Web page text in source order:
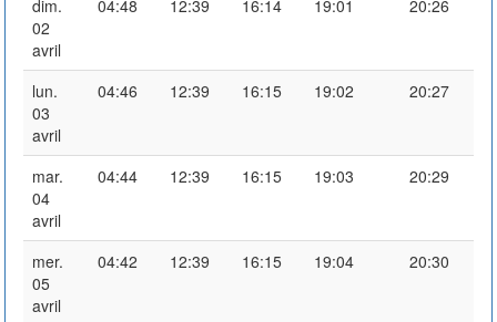
dim.
02
avril
04:48 12:39 16:14 19:01 20:26
lun.
03
avril
04:46 12:39 16:15 19:02 20:27
mar.
04
avril
04:44 12:39 16:15 19:03 20:29
mer.
05
avril
04:42 12:39 16:15 19:04 20:30